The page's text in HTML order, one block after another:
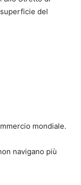
del
mondiale.
navigano più